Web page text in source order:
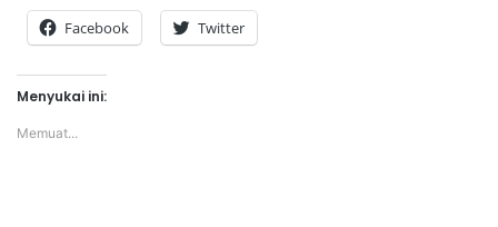
Facebook Twitter
Menyukai ini:
Memuat...